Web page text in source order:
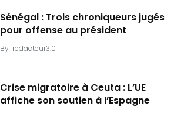
Sénégal : Trois chroniqueurs jugés
pour offense au président
By redacteur3.0
Crise migratoire à Ceuta : L’UE
affiche son soutien à l’Espagne